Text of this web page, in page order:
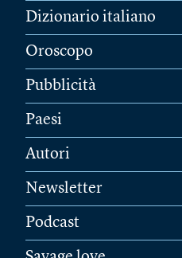
Dizionario italiano
Oroscopo
Pubblicità
Paesi
Autori
Newsletter
Podcast